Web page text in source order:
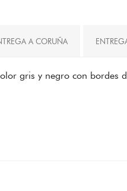
A CORUÑA
gris y negro con